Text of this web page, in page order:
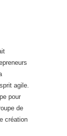
agile.
pour
de
création